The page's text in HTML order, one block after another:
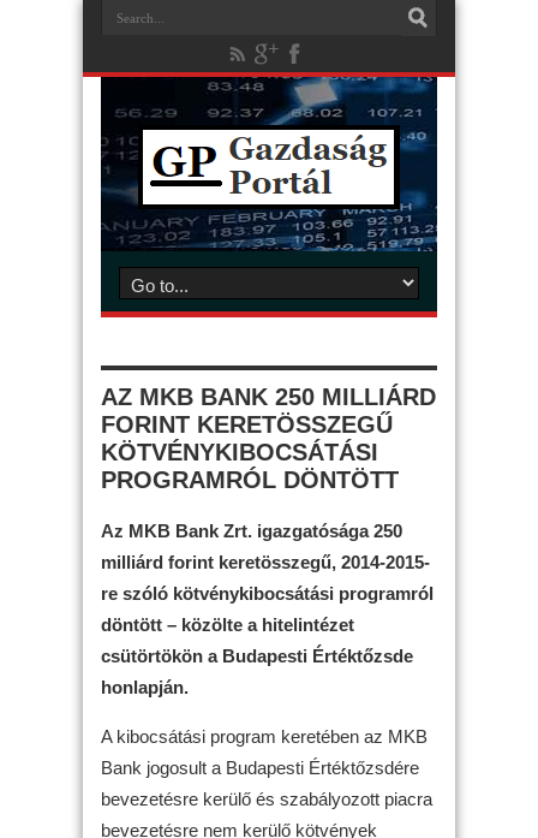
AZ MKB BANK 250 MILLIÁRD
FORINT KERETÖSSZEGŰ
KÖTVÉNYKIBOCSÁTÁSI
PROGRAMRÓL DÖNTÖTT
Az MKB Bank Zrt. igazgatósága 250
milliárd forint keretösszegű, 2014-2015-
re szóló kötvénykibocsátási programról
döntött – közölte a hitelintézet
csütörtökön a Budapesti Értéktőzsde
honlapján.
A kibocsátási program keretében az MKB
Bank jogosult a Budapesti Értéktőzsdére
bevezetésre kerülő és szabályozott piacra
bevezetésre nem kerülő kötvények